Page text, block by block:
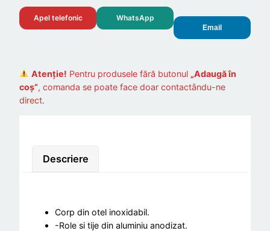
Apel telefonic WhatsApp
Email
Atenție! Pentru produsele fără butonul „Adaugă în
coș”, comanda se poate face doar contactându-ne
direct.
Descriere
Corp din otel inoxidabil.
-Role si tije din aluminiu anodizat.